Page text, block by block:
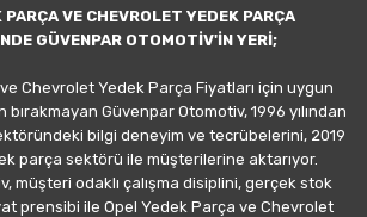
PARÇA VE CHEVROLET YEDEK PARÇA
GÜVENPAR OTOMOTİV'İN YERİ;
Chevrolet Yedek Parça Fiyatları için uygun
Güvenpar Otomotiv, 1996 yılından
bilgi deneyim ve tecrübelerini, 2019
parça sektörü ile müşterilerine aktarıyor.
müşteri odaklı çalışma disiplini, gerçek stok
prensibi ile Opel Yedek Parça ve Chevrolet